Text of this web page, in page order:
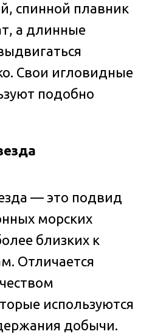
спинной плавник
а длинные
Свои игловидные
подобно
— это подвид
морских
близких к
Отличается
используются
добычи.